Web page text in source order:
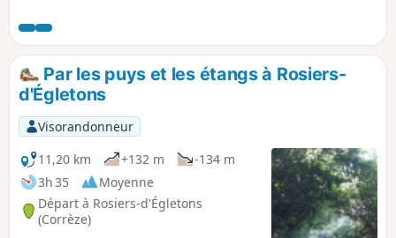
des villageois qui appartenaient à l'époque à une ancienne
abbaye.
Par les puys et les étangs à Rosiers-
d'Égletons
Visorandonneur
11,20 km
+132 m
-134 m
3h 35
Moyenne
Départ à Rosiers-d'Égletons
(Corrèze)